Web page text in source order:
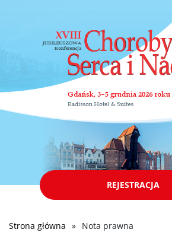
REJESTRACJA
Ścieżka
Strona główna Nota prawna